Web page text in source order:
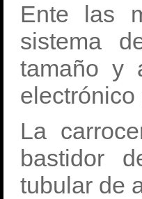
Ente las
sistema
tamaño y
La
bastidor
tubular de